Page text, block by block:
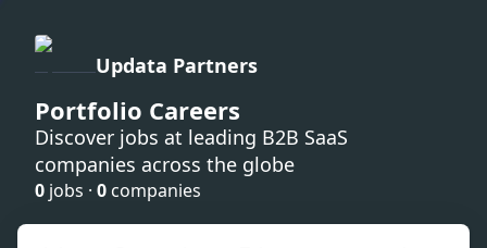
Updata Partners
Portfolio Careers
Discover jobs at leading B2B SaaS
companies across the globe
0 jobs · 0 companies